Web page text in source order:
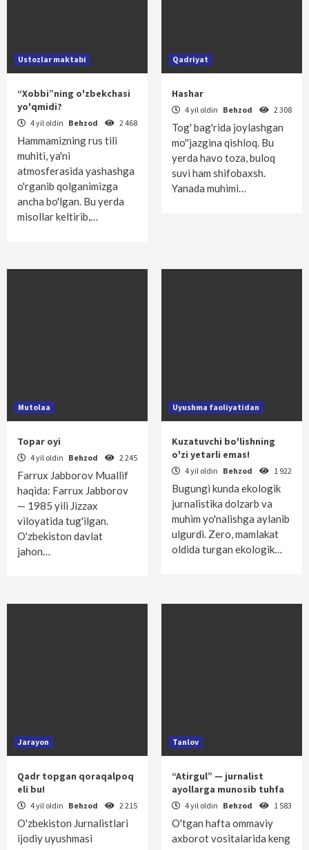
Ustozlar maktabi
“Xobbi”ning o'zbekchasi
yo'qmidi?
4 yil oldin Behzod 2 468
Hammamizning rus tili
muhiti, ya'ni
atmosferasida yashashga
o'rganib qolganimizga
ancha bo'lgan. Bu yerda
misollar keltirib,…
Qadriyat
Hashar
4 yil oldin Behzod 2 308
Tog' bag'rida joylashgan
mo''jazgina qishloq. Bu
yerda havo toza, buloq
suvi ham shifobaxsh.
Yanada muhimi…
Mutolaa
Topar oyi
4 yil oldin Behzod 2 245
Farrux Jabborov Muallif
haqida: Farrux Jabborov
— 1985 yili Jizzax
viloyatida tug'ilgan.
O'zbekiston davlat
jahon…
Uyushma faoliyatidan
Kuzatuvchi bo'lishning
o'zi yetarli emas!
4 yil oldin Behzod 1 922
Bugungi kunda ekologik
jurnalistika dolzarb va
muhim yo'nalishga aylanib
ulgurdi. Zero, mamlakat
oldida turgan ekologik…
Jarayon
Qadr topgan qoraqalpoq
eli bu!
4 yil oldin Behzod 2 215
O'zbekiston Jurnalistlari
ijodiy uyushmasi
Tanlov
“Atirgul” — jurnalist
ayollarga munosib tuhfa
4 yil oldin Behzod 1 583
O'tgan hafta ommaviy
axborot vositalarida keng